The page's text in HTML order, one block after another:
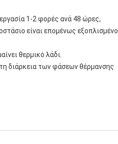
1-2 φορές ανά 48 ώρες,
είναι επομένως εξοπλισμένο
θερμικό λάδι.
διάρκεια των φάσεων θέρμανσης